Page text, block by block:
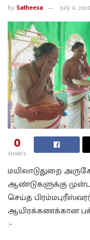
bySatheesa July 6, 2026
0
SHARES
மயிலாடுதுறை அருகே
ஆண்டுகளுக்கு
செய்த
ஆயிரக்கணக்கான
:-